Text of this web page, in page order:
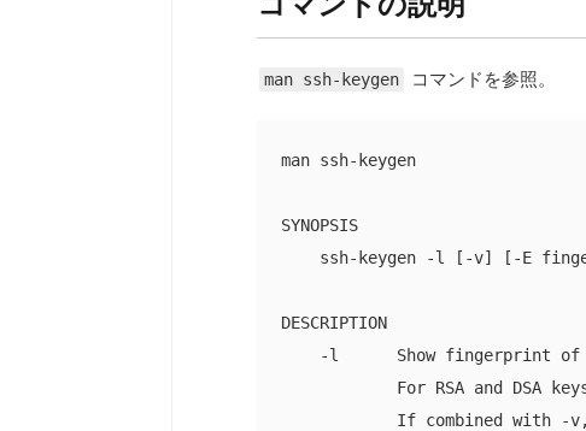
man ssh-keygen コマンドを参照。
man ssh-keygen
SYNOPSIS
ssh-keygen -l [-v] [-E
DESCRIPTION
-l      Show fingerprint
For RSA and DSA
If combined with -